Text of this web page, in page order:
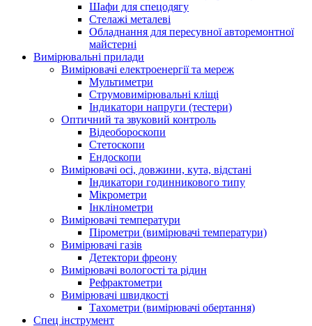
Шафи для спецодягу
Стелажі металеві
Обладнання для пересувної авторемонтної
майстерні
Вимірювальні прилади
Вимірювачі електроенергії та мереж
Мультиметри
Струмовимірювальні кліщі
Індикатори напруги (тестери)
Оптичний та звуковий контроль
Відеобороскопи
Стетоскопи
Ендоскопи
Вимірювачі осі, довжини, кута, відстані
Індикатори годинникового типу
Мікрометри
Інклінометри
Вимірювачі температури
Пірометри (вимірювачі температури)
Вимірювачі газів
Детектори фреону
Вимірювачі вологості та рідин
Рефрактометри
Вимірювачі швидкості
Тахометри (вимірювачі обертання)
Спец інструмент